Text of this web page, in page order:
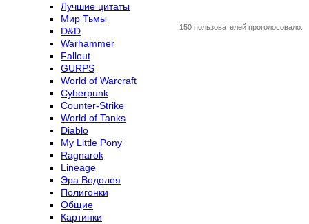
150 пользователей проголосовало.
Лучшие цитаты
Мир Тьмы
D&D
Warhammer
Fallout
GURPS
World of Warcraft
Сyberpunk
Counter-Strike
World of Tanks
Diablo
My Little Pony
Ragnarok
Lineage
Эра Водолея
Полигонки
Общие
Картинки